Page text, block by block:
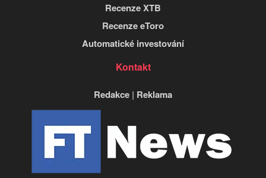
Recenze XTB
Recenze eToro
Automatické investování
Kontakt
Redakce | Reklama